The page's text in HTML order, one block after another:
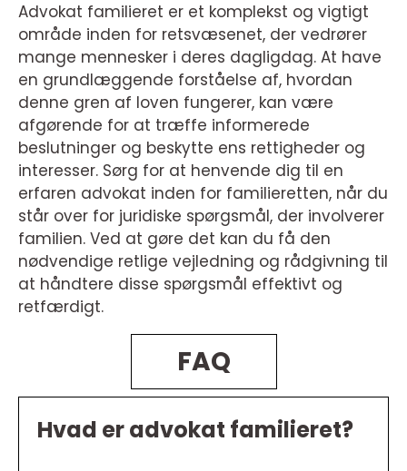
Advokat familieret er et komplekst og vigtigt
område inden for retsvæsenet, der vedrører
mange mennesker i deres dagligdag. At have
en grundlæggende forståelse af, hvordan
denne gren af loven fungerer, kan være
afgørende for at træffe informerede
beslutninger og beskytte ens rettigheder og
interesser. Sørg for at henvende dig til en
erfaren advokat inden for familieretten, når du
står over for juridiske spørgsmål, der involverer
familien. Ved at gøre det kan du få den
nødvendige retlige vejledning og rådgivning til
at håndtere disse spørgsmål effektivt og
retfærdigt.
FAQ
Hvad er advokat familieret?